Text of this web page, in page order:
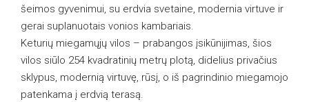
šeimos gyvenimui, su erdvia svetaine, modernia virtuve ir
gerai suplanuotais vonios kambariais.
Keturių miegamųjų vilos – prabangos įsikūnijimas, šios
vilos siūlo 254 kvadratinių metrų plotą, didelius privačius
sklypus, modernią virtuvę, rūsį, o iš pagrindinio miegamojo
patenkama į erdvią terasą.